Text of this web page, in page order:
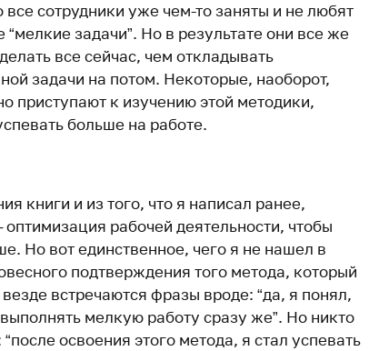
сотрудники уже чем-то заняты и не любят
“мелкие задачи”. Но в результате они все же
все сейчас, чем откладывать
задачи на потом. Некоторые, наоборот,
приступают к изучению этой методики,
больше на работе.
книги и из того, что я написал ранее,
рабочей деятельности, чтобы
Но вот единственное, чего я не нашел в
подтверждения того метода, который
встречаются фразы вроде: “да, я понял,
мелкую работу сразу же”. Но никто
освоения этого метода, я стал успевать